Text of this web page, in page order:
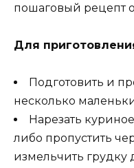
пошаговый рецепт
Для
Подготовить и
несколько
Нарезать
либо пропустить
измельчить